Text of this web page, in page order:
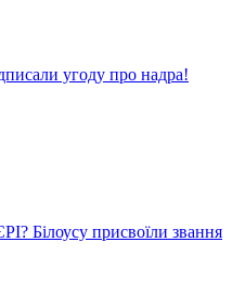
угоду про надра!
Білоусу присвоїли звання